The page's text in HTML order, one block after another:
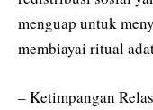
menguap untuk
membiayai ritual
– Ketimpangan